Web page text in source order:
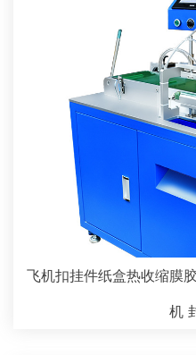
飞机扣挂件纸盒热收缩膜
机